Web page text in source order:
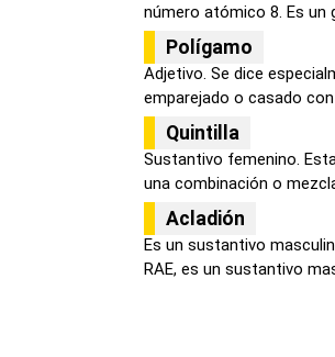
número atómico 8. Es un
Polígamo
Adjetivo. Se dice
emparejado o casado con
Quintilla
Sustantivo femenino.
una combinación o
Acladión
Es un sustantivo
RAE, es un sustantivo